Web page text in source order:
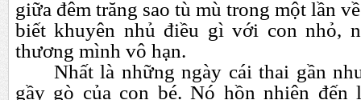
giữa đêm trăng sao tù mù trong một lần
biết khuyên nhủ điều gì với con nhỏ,
thương mình vô hạn.
Nhất là những ngày cái thai gần
gầy gò của con bé. Nó hồn nhiên đến